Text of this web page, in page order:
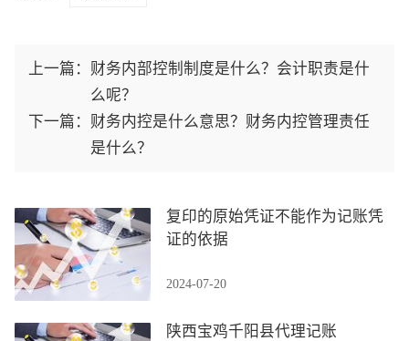
上一篇： 财务内部控制制度是什么？会计职责是什
么呢？
下一篇： 财务内控是什么意思？财务内控管理责任
是什么？
复印的原始凭证不能作为记账凭
证的依据
2024-07-20
陕西宝鸡千阳县代理记账